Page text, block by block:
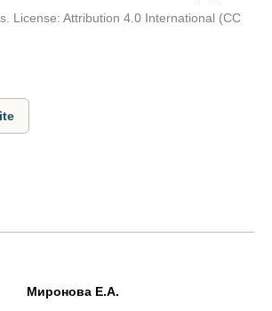
License: Attribution 4.0 International (CC
Миронова Е.А.